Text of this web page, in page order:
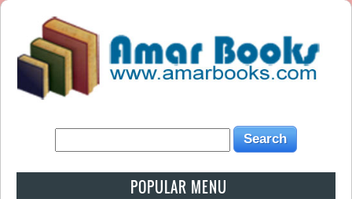
POPULAR MENU